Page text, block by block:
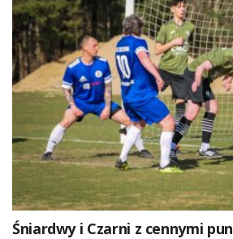
Śniardwy i Czarni z cennymi